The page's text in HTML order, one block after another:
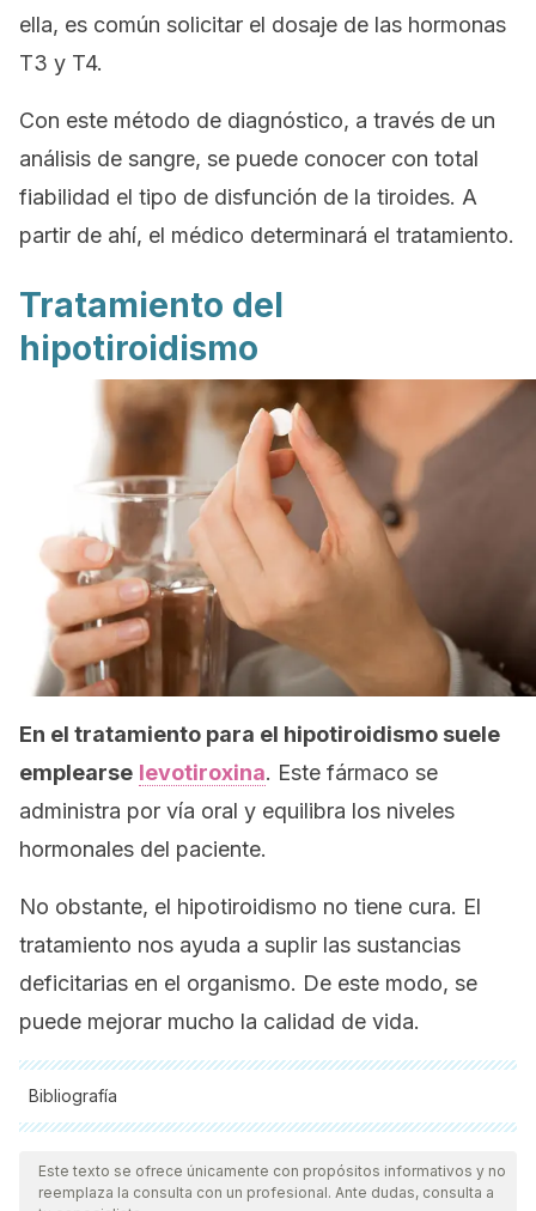
ella, es común solicitar el dosaje de las hormonas
T3 y T4.
Con este método de diagnóstico, a través de un
análisis de sangre, se puede conocer con total
fiabilidad el tipo de disfunción de la tiroides. A
partir de ahí, el médico determinará el tratamiento.
Tratamiento del
hipotiroidismo
En el tratamiento para el hipotiroidismo suele
emplearse levotiroxina. Este fármaco se
administra por vía oral y equilibra los niveles
hormonales del paciente.
No obstante, el hipotiroidismo no tiene cura. El
tratamiento nos ayuda a suplir las sustancias
deficitarias en el organismo. De este modo, se
puede mejorar mucho la calidad de vida.
Bibliografía
Todas las fuentes citadas fueron revisadas a profundidad por
nuestro equipo, para asegurar su calidad, confiabilidad,
vigencia y validez.La bibliografía de este artículo fue
Este texto se ofrece únicamente con propósitos informativos y no
reemplaza la consulta con un profesional. Ante dudas, consulta a